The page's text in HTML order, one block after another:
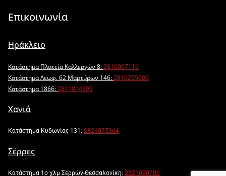
Επικοινωνία
Ηράκλειο
Κατάστημα Πλατεία Καλλεργών 8:2816007116
Κατάστημα Λεωφ. 62 Μαρτύρων 146:2810255000
Κατάστημα 1866:2811814395
Χανιά
Κατάστημα Κυδωνίας 131: 2821075364
Σέρρες
Κατάστημα 1ο χλμ Σερρών-Θεσσαλονίκη: 2321090700